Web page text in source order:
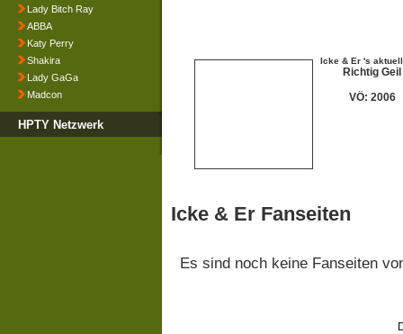
Lady Bitch Ray
ABBA
Katy Perry
Shakira
Lady GaGa
Madcon
HPTY Netzwerk
Icke & Er 's
Richtig Geil
VÖ: 2006
Icke & Er Fanseiten
Es sind noch keine Fanseiten